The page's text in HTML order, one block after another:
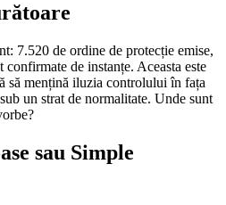
7.520 de ordine de protecție emise,
de instanțe. Aceasta este
să mențină iluzia controlului în fața
un strat de normalitate. Unde sunt
sau Simple